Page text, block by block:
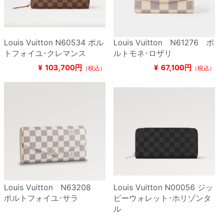
Louis Vuitton N60534 ポル
トフォイユ･クレマンス
¥ 103,700円 （税込）
Louis Vuitton N61276 ポ
ルトモネ･ロザリ
¥ 67,100円 （税込）
Louis Vuitton N63208
ポルトフォイユ･サラ
Louis Vuitton N00056 ジッ
ピーウォレット･ホリゾンタ
ル